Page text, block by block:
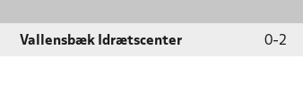
Vallensbæk Idrætscenter 0-2